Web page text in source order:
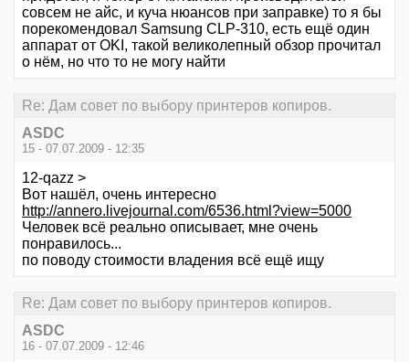
совсем не айс, и куча нюансов при заправке) то я бы
порекомендовал Samsung CLP-310, есть ещё один
аппарат от OKI, такой великолепный обзор прочитал
о нём, но что то не могу найти
Re: Дам совет по выбору принтеров копиров.
ASDC
15 - 07.07.2009 - 12:35
12-qazz >
Вот нашёл, очень интересно
http://annero.livejournal.com/6536.html?view=5000
Человек всё реально описывает, мне очень
понравилось...
по поводу стоимости владения всё ещё ищу
Re: Дам совет по выбору принтеров копиров.
ASDC
16 - 07.07.2009 - 12:46